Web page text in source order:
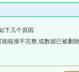
下几个原因:
链接不完整,或数据已被删